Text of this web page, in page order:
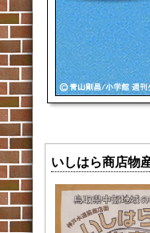
いしはら商店物